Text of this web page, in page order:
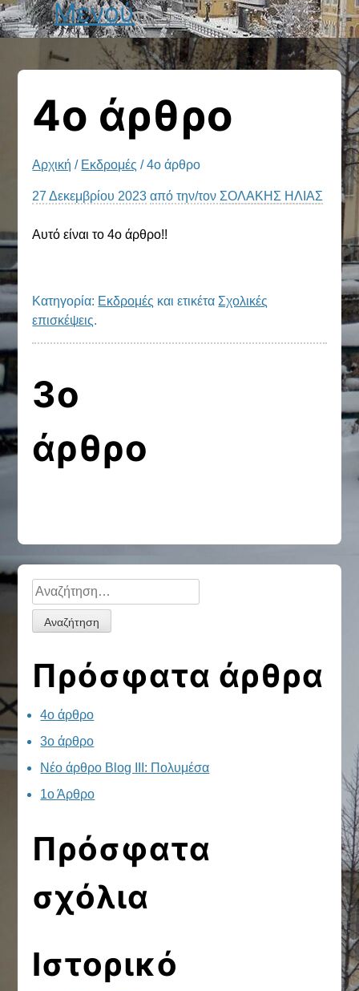
Μενού
4ο άρθρο
Αρχική / Εκδρομές / 4ο άρθρο
27 Δεκεμβρίου 2023 από την/τον ΣΟΛΑΚΗΣ ΗΛΙΑΣ
Αυτό είναι το 4ο άρθρο!!
Κατηγορία: Εκδρομές και ετικέτα Σχολικές
επισκέψεις.
άρθρων
3ο
άρθρο
Πλευρική
στήλη
Αναζήτηση
για:
Πρόσφατα άρθρα
4ο άρθρο
3ο άρθρο
Νέο άρθρο Blog III: Πολυμέσα
1ο Άρθρο
Πρόσφατα
σχόλια
Ιστορικό